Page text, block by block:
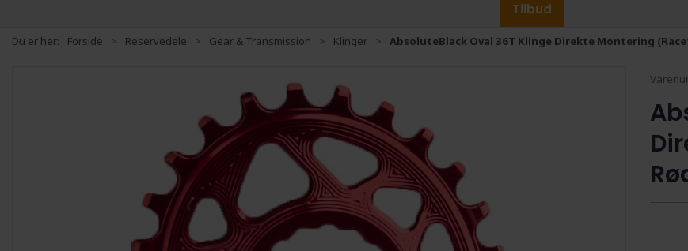
Tilbud
Du er her: Forside Reservedele Gear & Transmission Klinger AbsoluteBlack Oval 36T Klinge Direkte Montering